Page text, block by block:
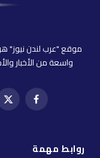
موقع "عرب لندن نيوز"
واسعة من الأخبار
فيسبوكX
روابط مهمة